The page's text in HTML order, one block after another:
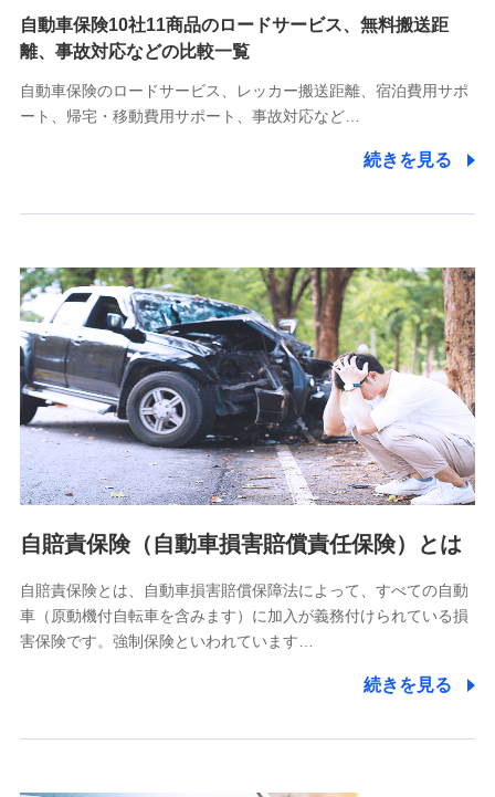
10.受託業務の 個人情報
受託業務の遂行およびこれらに準ずる業務の遂行のため
11.マイカー通勤管理クラウド並びに法人向けASPサー
をお送りするため
分析するため
当社の対応品質向上やお問い合わせ内容の正確な把握のため
個人情報保護管理者の職名、連絡先
株式会社ドコモ・インシュアランス 営業部長
〒103-0013 東京都中央区日本橋人形町2-14-10 アーバン
ネット日本橋ビル 3F
株式会社ドコモ・インシュアランス
個人情報の第三者提供について
除き、第三者に提供いたしません。
業務の委託
当社は利用目的の達成に必要な範囲内において個人情報の取
自動車保険10社11商品のロードサービス、無料搬送距
離、事故対応などの比較一覧
自動車保険のロードサービス、レッカー搬送距離、宿泊費用サポ
ート、帰宅・移動費用サポート、事故対応など…
続きを見る
自賠責保険（自動車損害賠償責任保険）とは
自賠責保険とは、自動車損害賠償保障法によって、すべての自動
車（原動機付自転車を含みます）に加入が義務付けられている損
害保険です。強制保険といわれています…
続きを見る